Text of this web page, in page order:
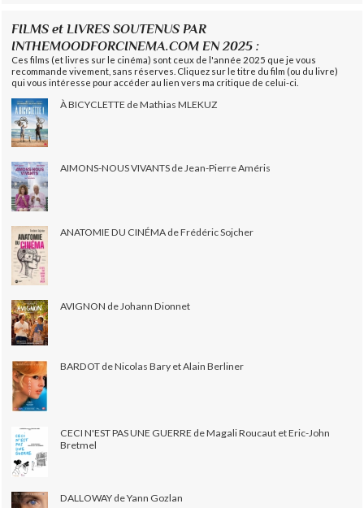
FILMS et LIVRES SOUTENUS PAR
INTHEMOODFORCINEMA.COM EN 2025 :
Ces films (et livres sur le cinéma) sont ceux de l'année 2025 que je vous
recommande vivement, sans réserves. Cliquez sur le titre du film (ou du livre)
qui vous intéresse pour accéder au lien vers ma critique de celui-ci.
À BICYCLETTE de Mathias MLEKUZ
AIMONS-NOUS VIVANTS de Jean-Pierre Améris
ANATOMIE DU CINÉMA de Frédéric Sojcher
AVIGNON de Johann Dionnet
BARDOT de Nicolas Bary et Alain Berliner
CECI N'EST PAS UNE GUERRE de Magali Roucaut et Eric-John
Bretmel
DALLOWAY de Yann Gozlan